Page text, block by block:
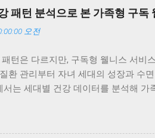
까지 한눈에 볼 수 있죠. 저도 부모님
지속적인 관리가 결국 질병 예방의
너지 가족형 구독 모델의 가장 큰 장
를 함께 모니터링할 수 있죠. 이런
반으로 생활습관 개선 프로그램을
, 이런 작은 참여가 건강 루틴을 자연
패턴 분석으로 본 가족형 구독
오전
턴은 다르지만, 구독형 웰니스 서비
환 관리부터 자녀 세대의 성장과 수
서는 세대별 건강 데이터를 분석해
정하고, 30~40대는 스트레스와 피로
지만, 요즘은 구독형 헬스케어 서비